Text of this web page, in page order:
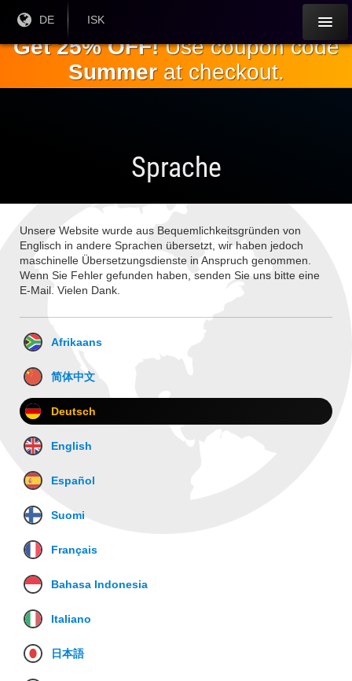
Hauptinhalt
Aktuelle
Sprache:
DE
Aktuelle
ISK
Get 25% OFF!Use coupon code
Summerat checkout.
Sprache
Unsere Website wurde aus Bequemlichkeitsgründen von
Englisch in andere Sprachen übersetzt, wir haben jedoch
maschinelle Übersetzungsdienste in Anspruch genommen.
Wenn Sie Fehler gefunden haben, senden Sie uns bitte eine
E-Mail. Vielen Dank.
Afrikaans
简体中文
Deutsch
English
Español
Suomi
Français
Bahasa Indonesia
Italiano
日本語